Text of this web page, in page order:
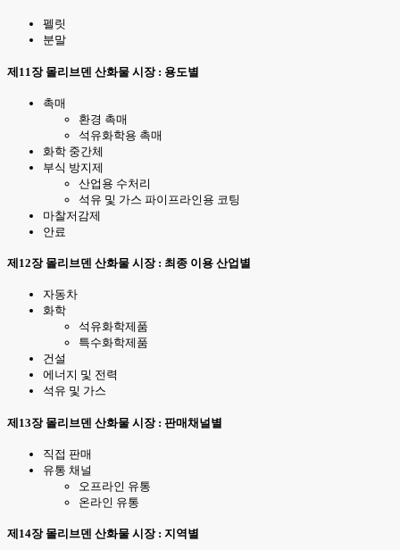
펠릿
분말
제11장 몰리브덴 산화물 시장 : 용도별
촉매
환경 촉매
석유화학용 촉매
화학 중간체
부식 방지제
산업용 수처리
석유 및 가스 파이프라인용 코팅
마찰저감제
안료
제12장 몰리브덴 산화물 시장 : 최종 이용 산업별
자동차
화학
석유화학제품
특수화학제품
건설
에너지 및 전력
석유 및 가스
제13장 몰리브덴 산화물 시장 : 판매채널별
직접 판매
유통 채널
오프라인 유통
온라인 유통
제14장 몰리브덴 산화물 시장 : 지역별